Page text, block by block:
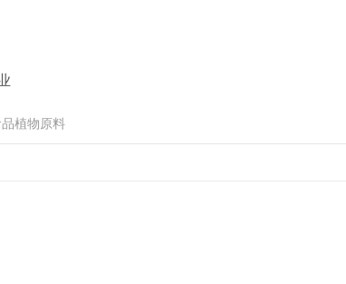
植物原料